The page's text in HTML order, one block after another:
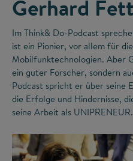
Gerhard
Im Think& Do-Podcast
ist ein Pionier, vor allem für
Mobilfunktechnologien. Aber
ein guter Forscher, sondern
Podcast spricht er über seine
die Erfolge und Hindernisse,
seine Arbeit als UNIPRENEUR.